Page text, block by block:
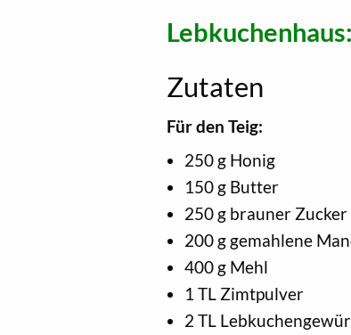
Zutaten
Für den Teig:
250 g Honig
150 g Butter
250 g brauner Zucker
200 g gemahlene
400 g Mehl
1 TL Zimtpulver
2 TL